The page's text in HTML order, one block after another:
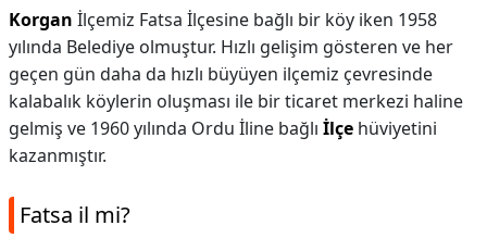
Korgan İlçemiz Fatsa İlçesine bağlı bir köy iken 1958
yılında Belediye olmuştur. Hızlı gelişim gösteren ve her
geçen gün daha da hızlı büyüyen ilçemiz çevresinde
kalabalık köylerin oluşması ile bir ticaret merkezi haline
gelmiş ve 1960 yılında Ordu İline bağlı İlçe hüviyetini
kazanmıştır.
Fatsa il mi?